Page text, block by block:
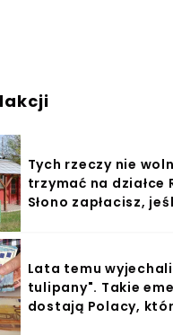
Tych rzeczy nie
trzymać na działce
Słono zapłacisz,
Lata temu
tulipany". Takie
dostają Polacy,